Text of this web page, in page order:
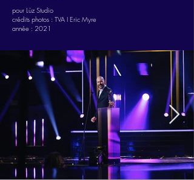
pour Lüz Studio
crédits photos : TVA I Eric Myre
année : 2021